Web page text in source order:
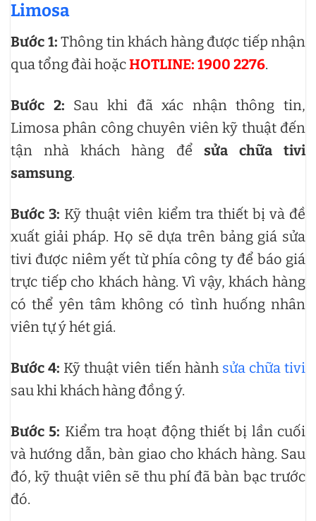
Limosa
Bước 1: Thông tin khách hàng được tiếp nhận
qua tổng đài hoặcHOTLINE: 1900 2276.
Bước 2: Sau khi đã xác nhận thông tin,
Limosa phân công chuyên viên kỹ thuật đến
tận nhà khách hàng để sửa chữa tivi
samsung.
Bước 3: Kỹ thuật viên kiểm tra thiết bị và đề
xuất giải pháp. Họ sẽ dựa trên bảng giá sửa
tivi được niêm yết từ phía công ty để báo giá
trực tiếp cho khách hàng. Vì vậy, khách hàng
có thể yên tâm không có tình huống nhân
viên tự ý hét giá.
Bước 4: Kỹ thuật viên tiến hành sửa chữa tivi
sau khi khách hàng đồng ý.
Bước 5: Kiểm tra hoạt động thiết bị lần cuối
và hướng dẫn, bàn giao cho khách hàng. Sau
đó, kỹ thuật viên sẽ thu phí đã bàn bạc trước
đó.